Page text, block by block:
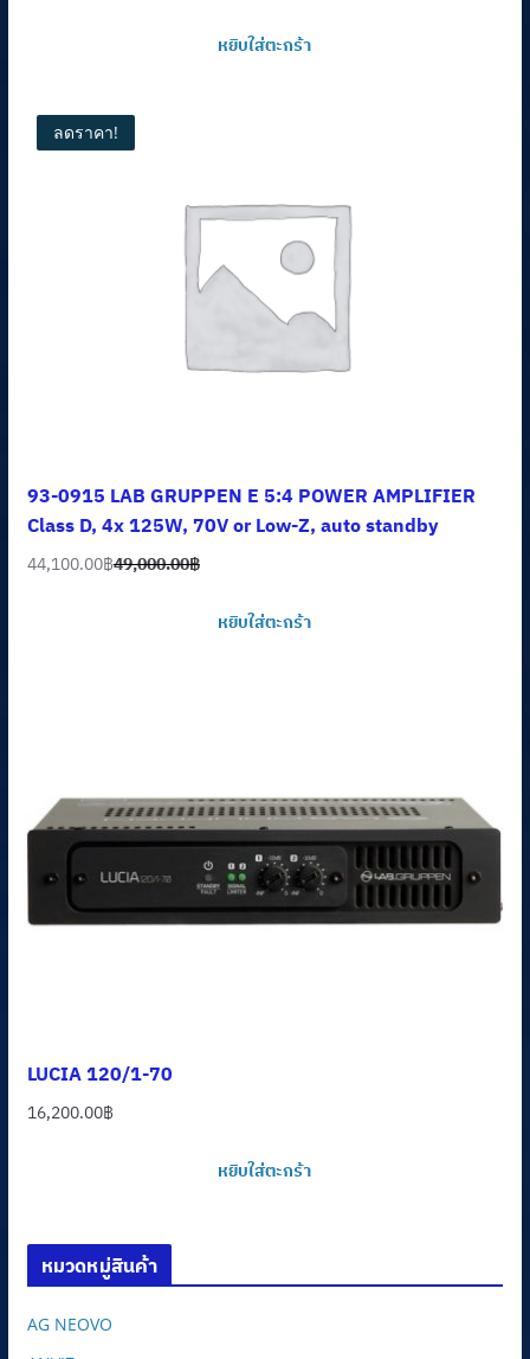
หยิบใส่ตะกร้า
ลดราคา!
93-0915 LAB GRUPPEN E 5:4 POWER AMPLIFIER
Class D, 4x 125W, 70V or Low-Z, auto standby
49,000.00฿
Original
44,100.00฿
Current
หยิบใส่ตะกร้า
LUCIA 120/1-70
16,200.00฿
หยิบใส่ตะกร้า
หมวดหมู่สินค้า
AG NEOVO